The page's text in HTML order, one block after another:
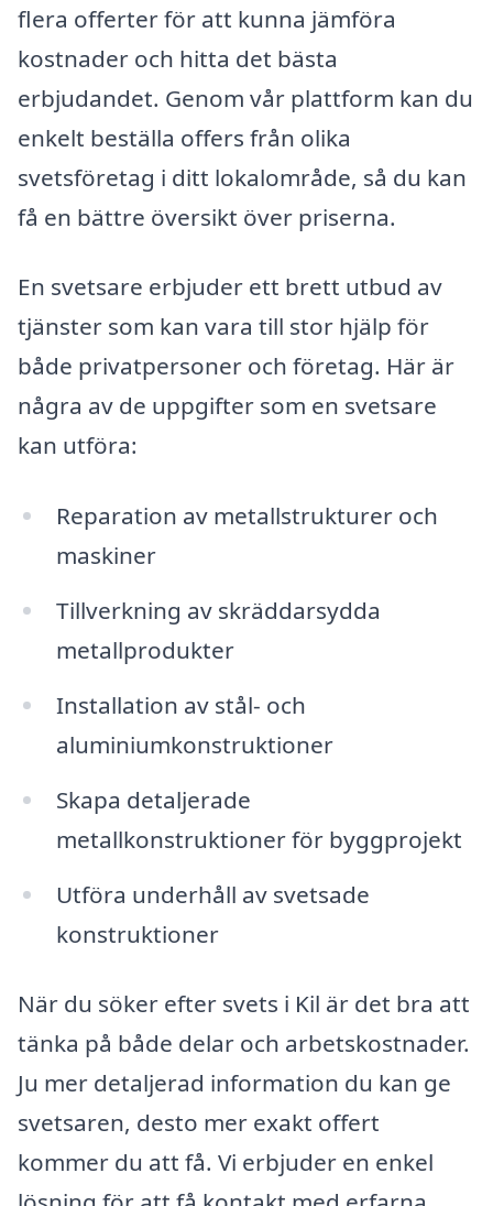
flera offerter för att kunna jämföra
kostnader och hitta det bästa
erbjudandet. Genom vår plattform kan du
enkelt beställa offers från olika
svetsföretag i ditt lokalområde, så du kan
få en bättre översikt över priserna.
En svetsare erbjuder ett brett utbud av
tjänster som kan vara till stor hjälp för
både privatpersoner och företag. Här är
några av de uppgifter som en svetsare
kan utföra:
Reparation av metallstrukturer och
maskiner
Tillverkning av skräddarsydda
metallprodukter
Installation av stål- och
aluminiumkonstruktioner
Skapa detaljerade
metallkonstruktioner för byggprojekt
Utföra underhåll av svetsade
konstruktioner
När du söker efter svets i Kil är det bra att
tänka på både delar och arbetskostnader.
Ju mer detaljerad information du kan ge
svetsaren, desto mer exakt offert
kommer du att få. Vi erbjuder en enkel